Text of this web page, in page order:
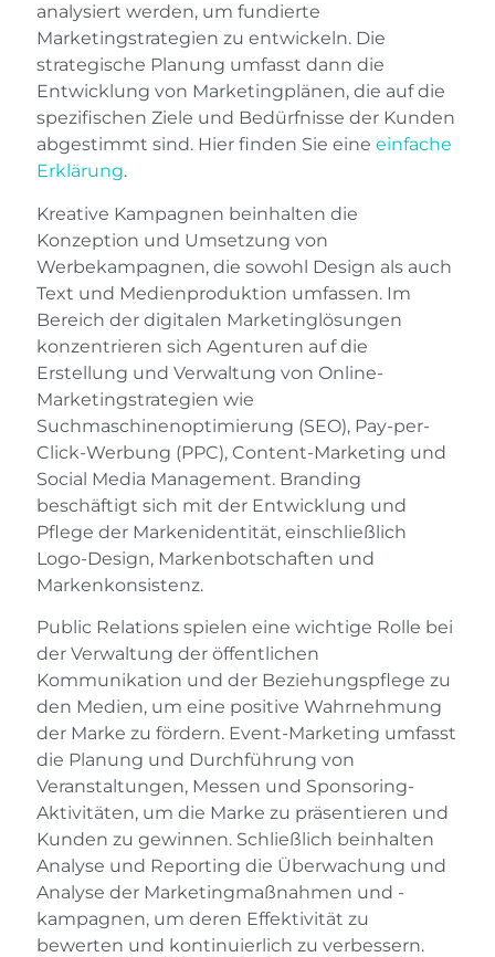
analysiert werden, um fundierte
Marketingstrategien zu entwickeln. Die
strategische Planung umfasst dann die
Entwicklung von Marketingplänen, die auf die
spezifischen Ziele und Bedürfnisse der Kunden
abgestimmt sind. Hier finden Sie eineeinfache
Erklärung.
Kreative Kampagnen beinhalten die
Konzeption und Umsetzung von
Werbekampagnen, die sowohl Design als auch
Text und Medienproduktion umfassen. Im
Bereich der digitalen Marketinglösungen
konzentrieren sich Agenturen auf die
Erstellung und Verwaltung von Online-
Marketingstrategien wie
Suchmaschinenoptimierung (SEO), Pay-per-
Click-Werbung (PPC), Content-Marketing und
Social Media Management. Branding
beschäftigt sich mit der Entwicklung und
Pflege der Markenidentität, einschließlich
Logo-Design, Markenbotschaften und
Markenkonsistenz.
Public Relations spielen eine wichtige Rolle bei
der Verwaltung der öffentlichen
Kommunikation und der Beziehungspflege zu
den Medien, um eine positive Wahrnehmung
der Marke zu fördern. Event-Marketing umfasst
die Planung und Durchführung von
Veranstaltungen, Messen und Sponsoring-
Aktivitäten, um die Marke zu präsentieren und
Kunden zu gewinnen. Schließlich beinhalten
Analyse und Reporting die Überwachung und
Analyse der Marketingmaßnahmen und -
kampagnen, um deren Effektivität zu
bewerten und kontinuierlich zu verbessern.